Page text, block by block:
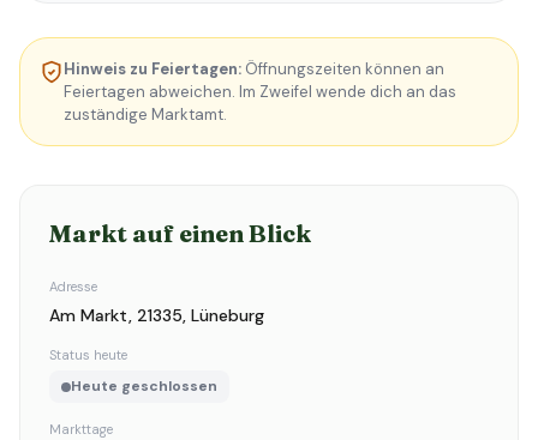
Hinweis zu Feiertagen: Öffnungszeiten können an
Feiertagen abweichen. Im Zweifel wende dich an das
zuständige Marktamt.
Markt auf einen Blick
Adresse
Am Markt, 21335, Lüneburg
Status heute
Heute geschlossen
Markttage